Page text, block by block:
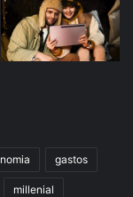
gastos
millenial